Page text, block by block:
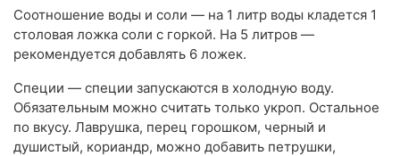
Соотношение воды и соли — на 1 литр воды кладется 1
столовая ложка соли с горкой. На 5 литров —
рекомендуется добавлять 6 ложек.
Специи — специи запускаются в холодную воду.
Обязательным можно считать только укроп. Остальное
по вкусу. Лаврушка, перец горошком, черный и
душистый, кориандр, можно добавить петрушки,